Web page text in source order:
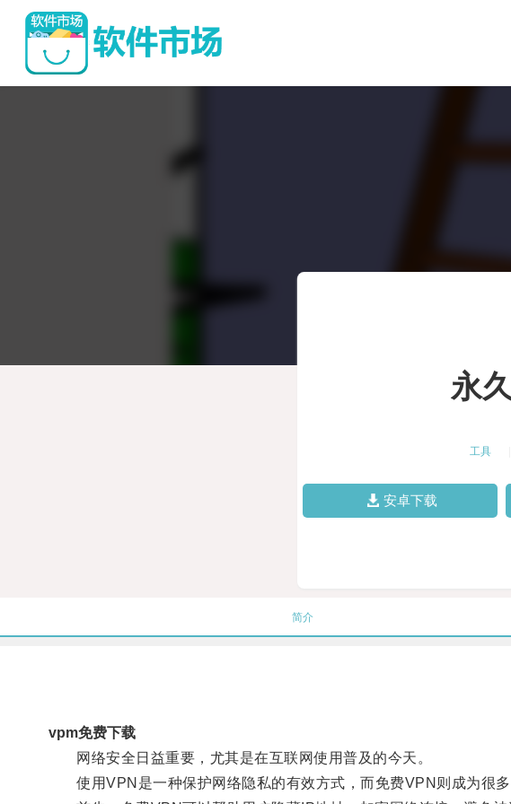
永
工具
安卓下载
简介
vpm免费下载
网络安全日益重要，尤其是在互联网使用普及的今天。
使用VPN是一种保护网络隐私的有效方式，而免费VPN则成为很多